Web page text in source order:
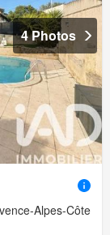
4 Photos
Alpes-Côte